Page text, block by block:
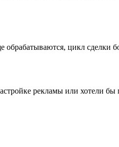
обрабатываются, цикл сделки
рекламы или хотели бы